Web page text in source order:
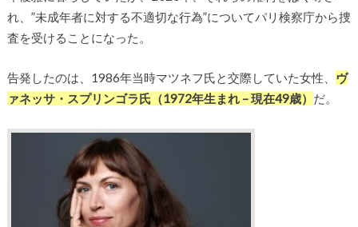
れ、”未成年者に対する不適切な行為”についてパリ検察庁から捜
査を受けることになった。
告発したのは、1986年当時マツネフ氏と交際していた女性、 ヴ
ァネッサ・スプリンゴラ氏（1972年生まれ – 現在49歳） だ。